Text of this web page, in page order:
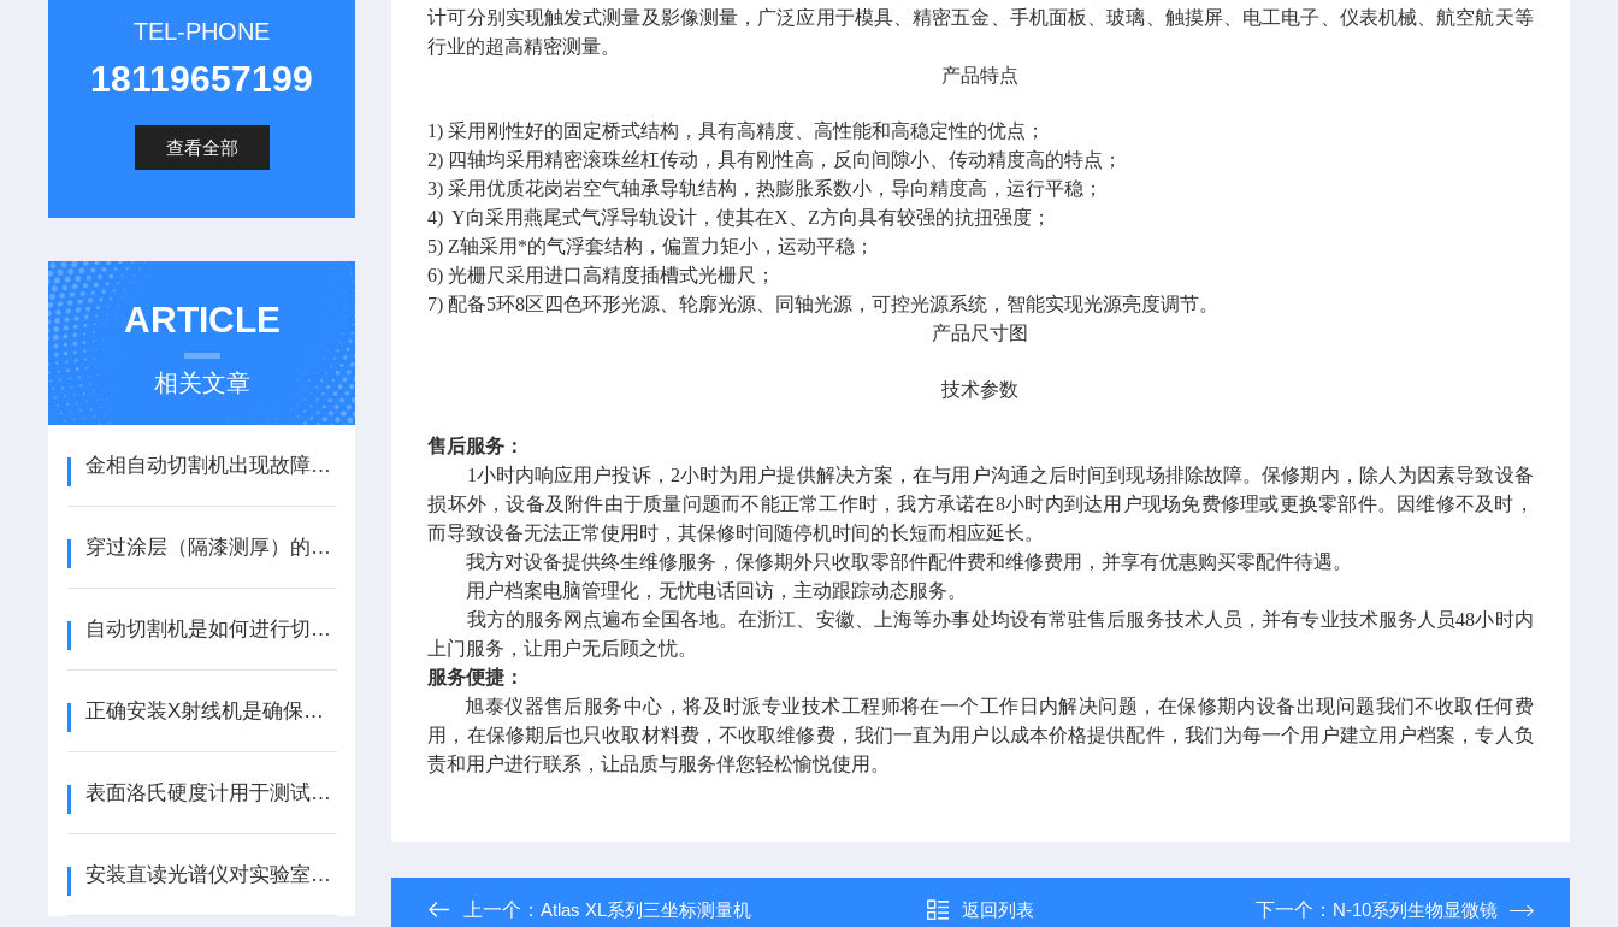
TEL-PHONE
18119657199
查看全部
ARTICLE
相关文章
金相自动切割机出现故障后的相应解决方法介绍
穿过涂层（隔漆测厚）的超声波测厚仪原理（转载）
自动切割机是如何进行切割的？
正确安装X射线机是确保其安全运行的关键步骤
表面洛氏硬度计用于测试薄板金属（ZT）
安装直读光谱仪对实验室的要求
计可分别实现触发式测量及影像测量，广泛应用于模具、精密五金、手机面板、玻璃、触摸屏、电工电子、仪表机械、航空航天等
行业的超高精密测量。
产品特点
1) 采用刚性好的固定桥式结构，具有高精度、高性能和高稳定性的优点；
2) 四轴均采用精密滚珠丝杠传动，具有刚性高，反向间隙小、传动精度高的特点；
3) 采用优质花岗岩空气轴承导轨结构，热膨胀系数小，导向精度高，运行平稳；
4) Y向采用燕尾式气浮导轨设计，使其在X、Z方向具有较强的抗扭强度；
5) Z轴采用*的气浮套结构，偏置力矩小，运动平稳；
6) 光栅尺采用进口高精度插槽式光栅尺；
7) 配备5环8区四色环形光源、轮廓光源、同轴光源，可控光源系统，智能实现光源亮度调节。
产品尺寸图
技术参数
售后服务：
1小时内响应用户投诉，2小时为用户提供解决方案，在与用户沟通之后时间到现场排除故障。保修期内，除人为因素导致设备
损坏外，设备及附件由于质量问题而不能正常工作时，我方承诺在8小时内到达用户现场免费修理或更换零部件。因维修不及时，
而导致设备无法正常使用时，其保修时间随停机时间的长短而相应延长。
我方对设备提供终生维修服务，保修期外只收取零部件配件费和维修费用，并享有优惠购买零配件待遇。
用户档案电脑管理化 ，无忧电话回访，主动跟踪动态服务。
我方的服务网点遍布全国各地。在浙江、 安徽、上海等办事处均设有常驻售后服务技术人员，并有专业技术服务人员48小时内
上门服务，让用户无后顾之忧。
服务便捷：
旭泰仪器售后服务中心，将及时派专业技术工程师将在一个工作日内解决问题，在保修期内设备出现问题我们不收取任何费
用，在保修期后也只收取材料费，不收取维修费，我们一直为用户以成本价格提供配件，我们为每一个用户建立用户档案，专人负
责和用户进行联系，让品质与服务伴您轻松愉悦使用。
上一个：Atlas XL系列三坐标测量机 返回列表 下一个： N-10系列生物显微镜